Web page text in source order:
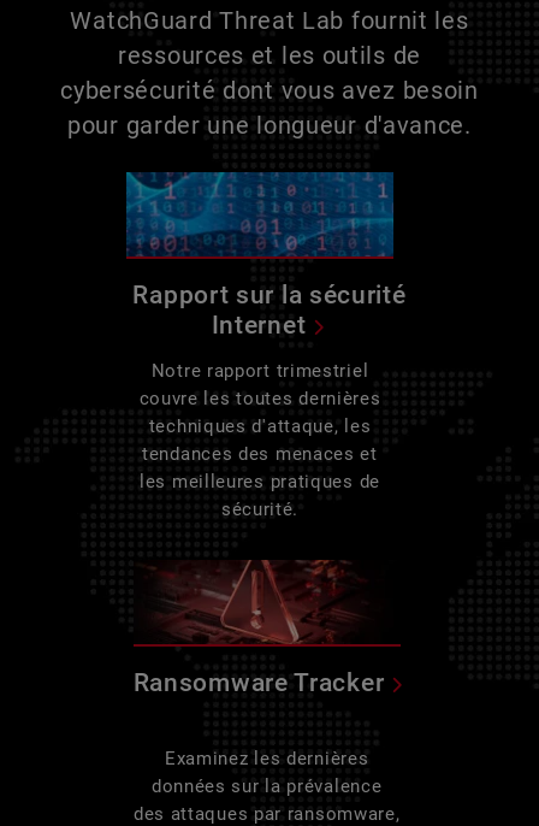
WatchGuard Threat Lab fournit les
ressources et les outils de
cybersécurité dont vous avez besoin
pour garder une longueur d'avance.
Rapport sur la sécurité
Internet
Notre rapport trimestriel
couvre les toutes dernières
techniques d'attaque, les
tendances des menaces et
les meilleures pratiques de
sécurité.
Ransomware Tracker
Examinez les dernières
données sur la prévalence
des attaques par ransomware,